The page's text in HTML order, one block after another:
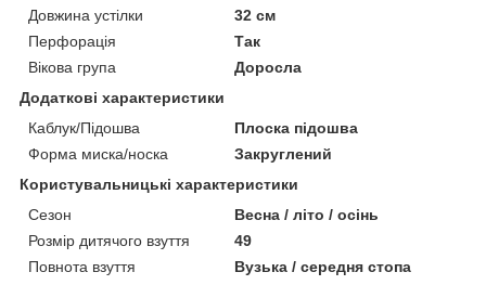
Довжина устілки
32 см
Перфорація
Так
Вікова група
Доросла
Додаткові характеристики
Каблук/Підошва
Плоска підошва
Форма миска/носка
Закруглений
Користувальницькі характеристики
Сезон
Весна / літо / осінь
Розмір дитячого взуття
49
Повнота взуття
Вузька / середня стопа